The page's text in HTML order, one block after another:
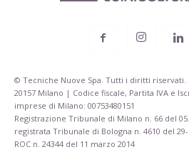
© Tecniche Nuove Spa. Tutti i diritti riservati.
20157 Milano | Codice fiscale, Partita IVA e
imprese di Milano: 00753480151
Registrazione Tribunale di Milano n. 66 del
registrata Tribunale di Bologna n. 4610 del 29-
ROC n. 24344 del 11 marzo 2014